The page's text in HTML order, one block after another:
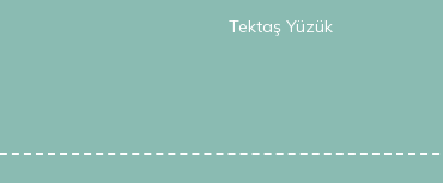
Tektaş Yüzük